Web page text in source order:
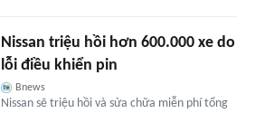
Nissan triệu hồi hơn 600.000 xe do
lỗi điều khiển pin
Bnews
Nissan sẽ triệu hồi và sửa chữa miễn phí tổng